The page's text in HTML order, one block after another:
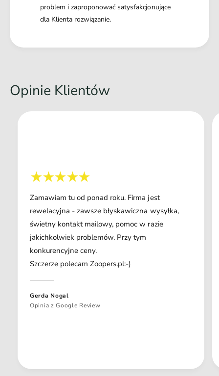
problem i zaproponować satysfakcjonujące
dla Klienta rozwiązanie.
Opinie Klientów
Zamawiam tu od ponad roku. Firma jest
rewelacyjna - zawsze błyskawiczna wysyłka,
świetny kontakt mailowy, pomoc w razie
jakichkolwiek problemów. Przy tym
konkurencyjne ceny.
Szczerze polecam Zoopers.pl:-)
Gerda Nogal
Opinia z Google Review